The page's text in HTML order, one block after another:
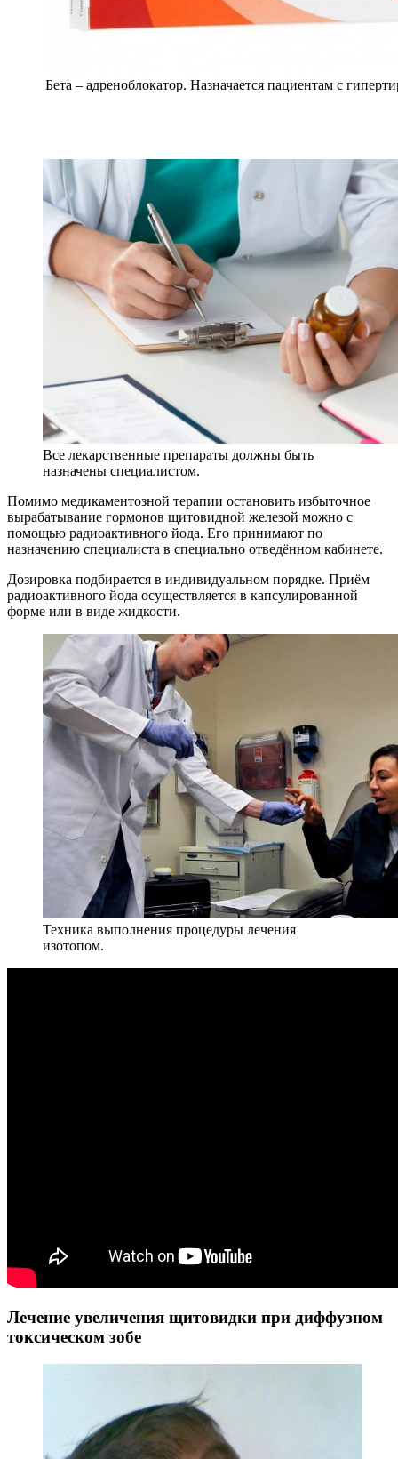
Бета – адреноблокатор. Назначается пациентам с
Все лекарственные препараты должны быть
назначены специалистом.
Помимо медикаментозной терапии остановить избыточное
вырабатывание гормонов щитовидной железой можно с
помощью радиоактивного йода. Его принимают по
назначению специалиста в специально отведённом кабинете.
Дозировка подбирается в индивидуальном порядке. Приём
радиоактивного йода осуществляется в капсулированной
форме или в виде жидкости.
Техника выполнения процедуры лечения
изотопом.
Лечение увеличения щитовидки при диффузном
токсическом зобе